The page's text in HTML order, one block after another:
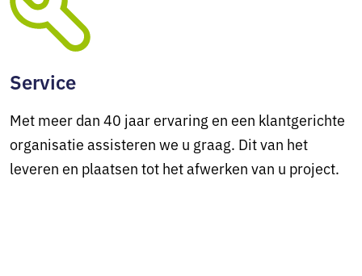
Service
Met meer dan 40 jaar ervaring en een klantgerichte
organisatie assisteren we u graag. Dit van het
leveren en plaatsen tot het afwerken van u project.